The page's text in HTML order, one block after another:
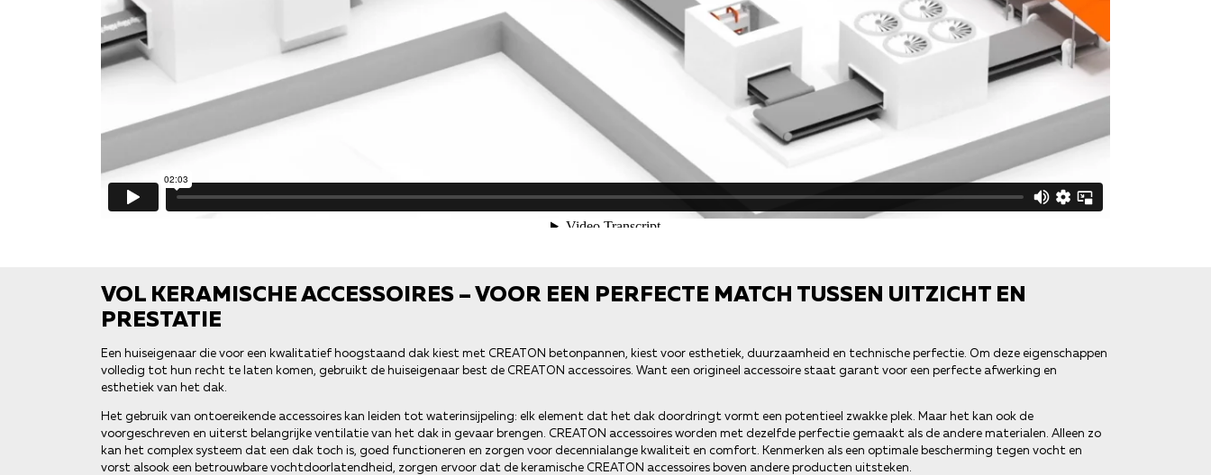
VOL KERAMISCHE ACCESSOIRES – VOOR EEN PERFECTE MATCH TUSSEN UITZICHT EN
PRESTATIE
Een huiseigenaar die voor een kwalitatief hoogstaand dak kiest met CREATON betonpannen, kiest voor esthetiek, duurzaamheid en technische perfectie. Om deze eigenschappen
volledig tot hun recht te laten komen, gebruikt de huiseigenaar best de CREATON accessoires. Want een origineel accessoire staat garant voor een perfecte afwerking en
esthetiek van het dak.
Het gebruik van ontoereikende accessoires kan leiden tot waterinsijpeling: elk element dat het dak doordringt vormt een potentieel zwakke plek. Maar het kan ook de
voorgeschreven en uiterst belangrijke ventilatie van het dak in gevaar brengen. CREATON accessoires worden met dezelfde perfectie gemaakt als de andere materialen. Alleen zo
kan het complex systeem dat een dak toch is, goed functioneren en zorgen voor decennialange kwaliteit en comfort. Kenmerken als een optimale bescherming tegen vocht en
vorst alsook een betrouwbare vochtdoorlatendheid, zorgen ervoor dat de keramische CREATON accessoires boven andere producten uitsteken.